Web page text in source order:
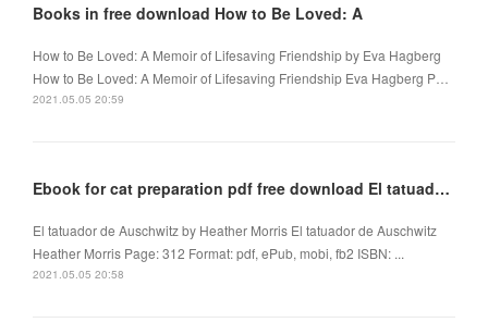
Books in free download How to Be Loved: A
How to Be Loved: A Memoir of Lifesaving Friendship by Eva Hagberg
How to Be Loved: A Memoir of Lifesaving Friendship Eva Hagberg P…
2021.05.05 20:59
Ebook for cat preparation pdf free download El tatuador de Auschwitz
El tatuador de Auschwitz by Heather Morris El tatuador de Auschwitz
Heather Morris Page: 312 Format: pdf, ePub, mobi, fb2 ISBN: ...
2021.05.05 20:58